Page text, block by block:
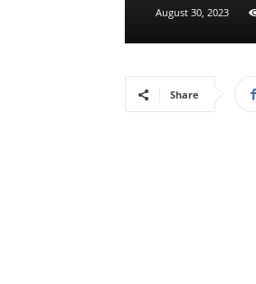
August 30, 2023
Share